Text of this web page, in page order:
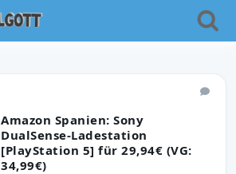
Amazon Spanien: Sony
DualSense-Ladestation
[PlayStation 5] für 29,94€ (VG:
34,99€)